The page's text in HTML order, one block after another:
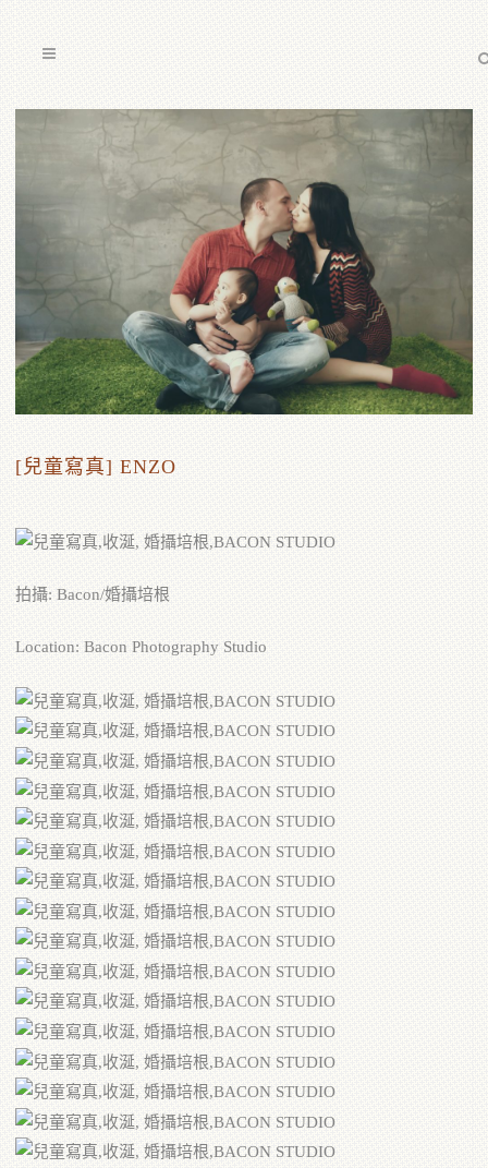
[兒童寫真] ENZO
拍攝: Bacon/婚攝培根
Location: Bacon Photography Studio